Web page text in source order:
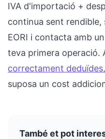
IVA d'importació +
continua sent rendible,
EORI i contacta amb
teva primera operació.
correctament deduïdes
suposa un cost
També et pot